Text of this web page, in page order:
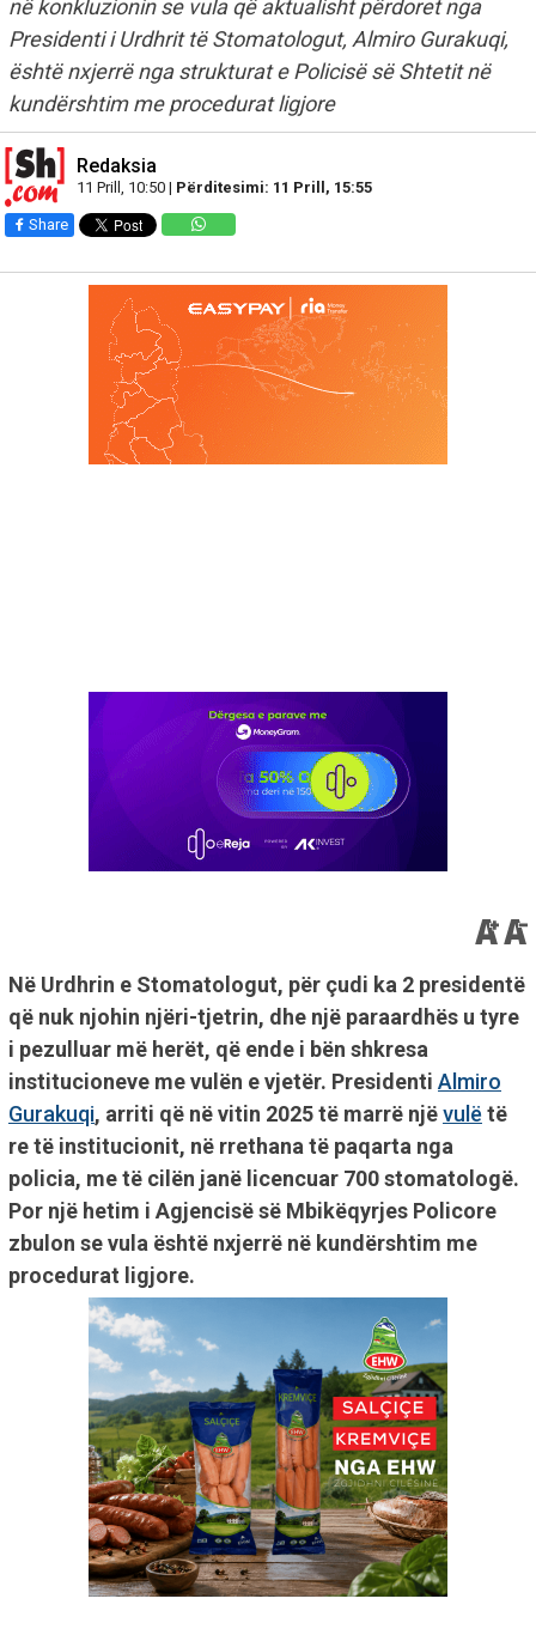
në konkluzionin se vula që aktualisht përdoret nga
Presidenti i Urdhrit të Stomatologut, Almiro Gurakuqi,
është nxjerrë nga strukturat e Policisë së Shtetit në
kundërshtim me procedurat ligjore
Redaksia
11 Prill, 10:50 | Përditesimi: 11 Prill, 15:55
Share
Në Urdhrin e Stomatologut, për çudi ka 2 presidentë
që nuk njohin njëri-tjetrin, dhe një paraardhës u tyre
i pezulluar më herët, që ende i bën shkresa
institucioneve me vulën e vjetër. Presidenti Almiro
Gurakuqi, arriti që në vitin 2025 të marrë njëvulë të
re të institucionit, në rrethana të paqarta nga
policia, me të cilën janë licencuar 700 stomatologë.
Por një hetim i Agjencisë së Mbikëqyrjes Policore
zbulon se vula është nxjerrë në kundërshtim me
procedurat ligjore.